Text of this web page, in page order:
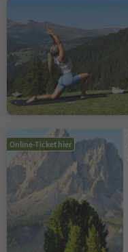
Online-Ticket hier